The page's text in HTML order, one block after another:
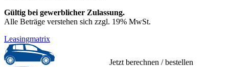
Gültig bei gewerblicher Zulassung.
Alle Beträge verstehen sich zzgl. 19% MwSt.
Leasingmatrix
Jetzt berechnen / bestellen